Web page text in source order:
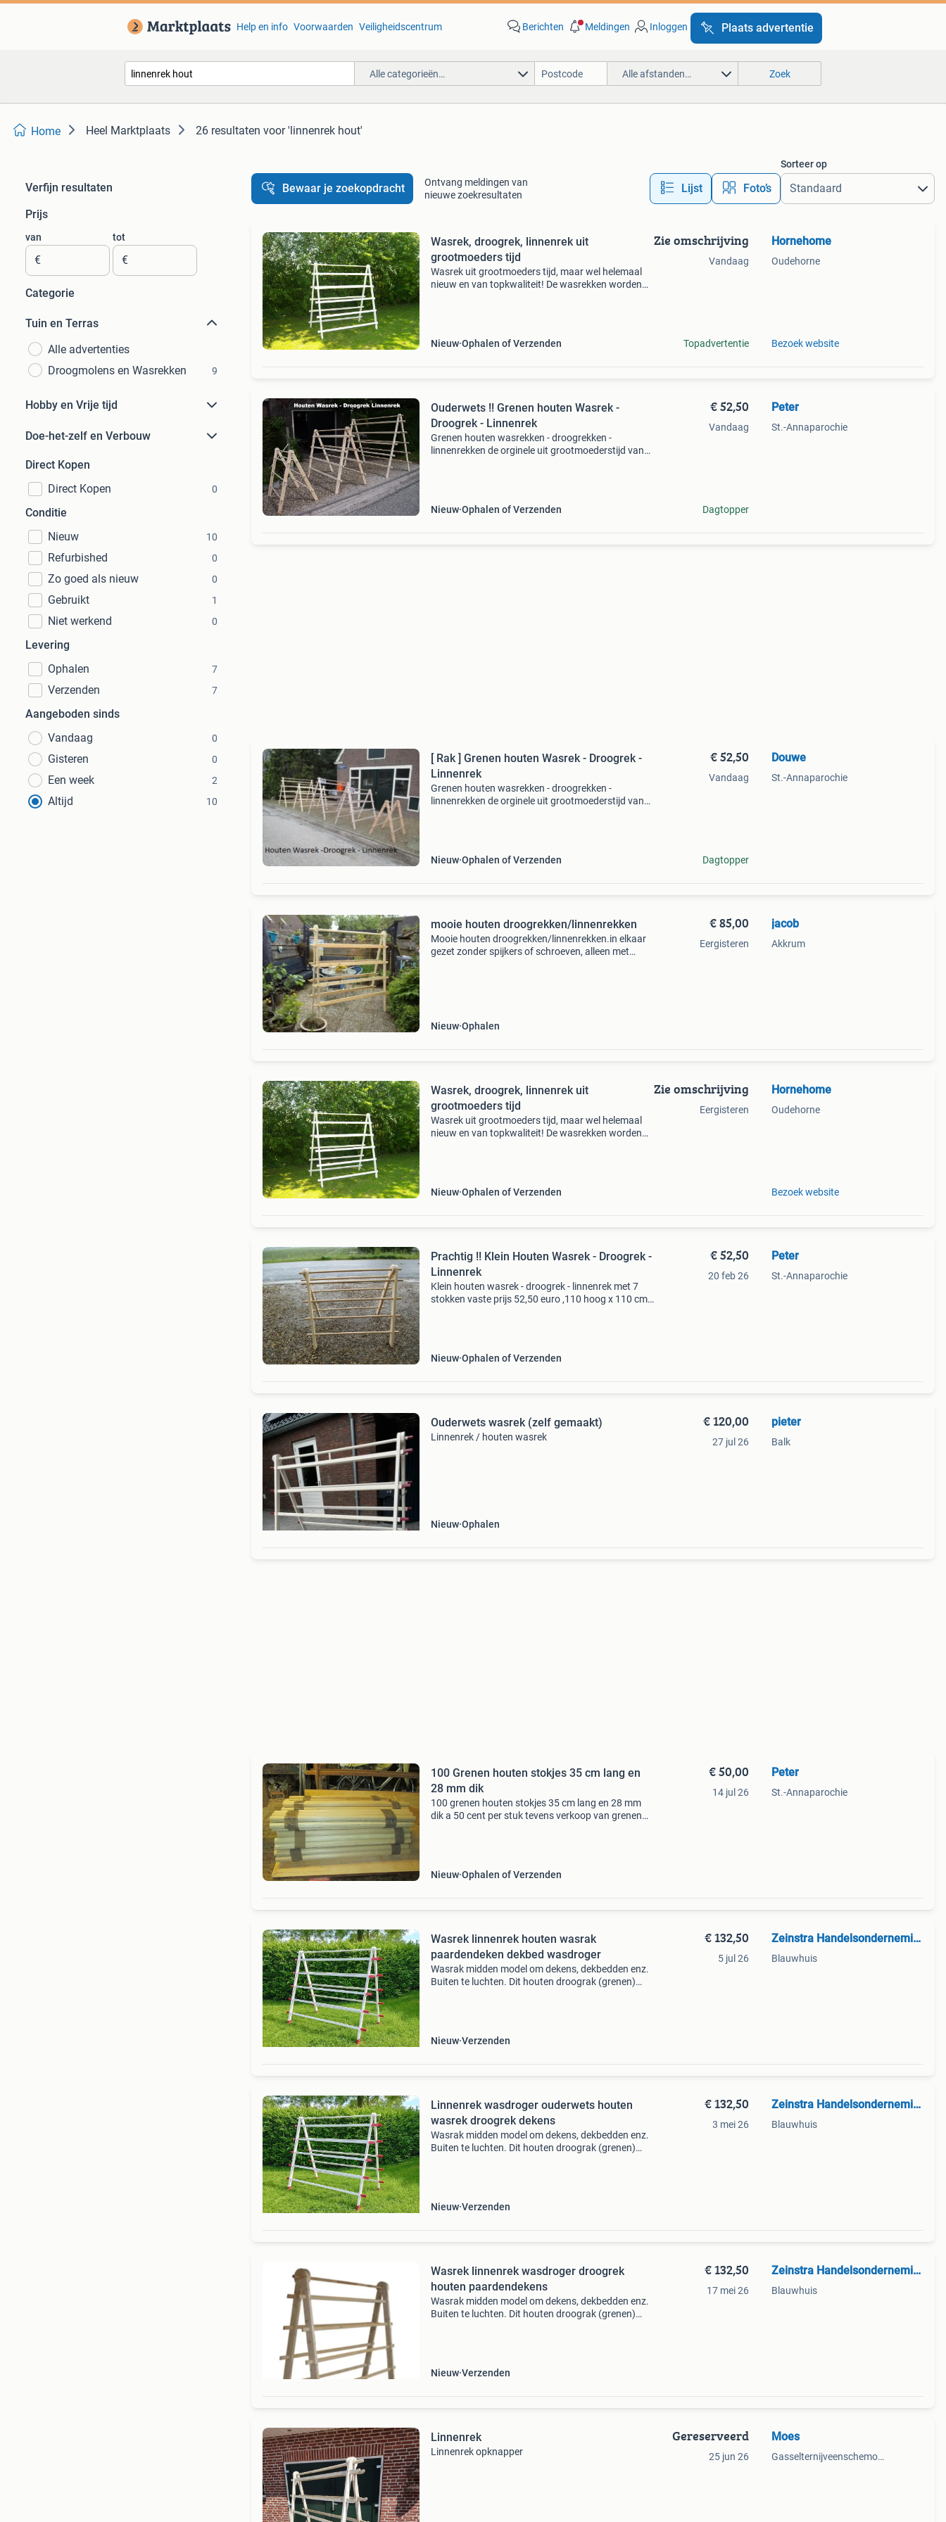
Help en info Voorwaarden Veiligheidscentrum Berichten Meldingen Inloggen Plaats advertentie
Alle categorieën… Alle afstanden… Zoek
Home Heel Marktplaats 26 resultaten voor 'linnenrek hout'
Verfijn resultaten
Prijs
van
€
tot
€
Categorie
Tuin en Terras
Alle advertenties
Droogmolens en Wasrekken
9
Hobby en Vrije tijd
Doe-het-zelf en Verbouw
Direct Kopen
Direct Kopen
0
Conditie
Nieuw
10
Refurbished 0
Zo goed als nieuw 0
Gebruikt 1
Niet werkend 0
Levering
Ophalen
7
Verzenden 7
Aangeboden sinds
Vandaag
0
Gisteren 0
Een week 2
Altijd 10
Bewaar je zoekopdracht
Ontvang meldingen van
nieuwe zoekresultaten
Lijst Foto’s
Sorteer op
Wasrek, droogrek, linnenrek uit
grootmoeders tijd
Wasrek uit grootmoeders tijd, maar wel helemaal
nieuw en van topkwaliteit! De wasrekken worden
Nieuw Ophalen of Verzenden
Zie omschrijving
Vandaag
Topadvertentie
Hornehome
Oudehorne
Bezoek website
Ouderwets !! Grenen houten Wasrek -
Droogrek - Linnenrek
Grenen houten wasrekken - droogrekken -
linnenrekken de orginele uit grootmoederstijd van
Nieuw Ophalen of Verzenden
€ 52,50
Vandaag
Dagtopper
Peter
St.-Annaparochie
[ Rak ] Grenen houten Wasrek - Droogrek -
Linnenrek
Grenen houten wasrekken - droogrekken -
linnenrekken de orginele uit grootmoederstijd van
Nieuw Ophalen of Verzenden
€ 52,50
Vandaag
Dagtopper
Douwe
St.-Annaparochie
mooie houten droogrekken/linnenrekken
Mooie houten droogrekken/linnenrekken.in elkaar
gezet zonder spijkers of schroeven, alleen met
Nieuw Ophalen
€ 85,00
Eergisteren
jacob
Akkrum
Wasrek, droogrek, linnenrek uit
grootmoeders tijd
Wasrek uit grootmoeders tijd, maar wel helemaal
nieuw en van topkwaliteit! De wasrekken worden
Nieuw Ophalen of Verzenden
Zie omschrijving
Eergisteren
Hornehome
Oudehorne
Bezoek website
Prachtig !! Klein Houten Wasrek - Droogrek -
Linnenrek
Klein houten wasrek - droogrek - linnenrek met 7
stokken vaste prijs 52,50 euro ,110 hoog x 110 cm
Nieuw Ophalen of Verzenden
€ 52,50
20 feb 26
Peter
St.-Annaparochie
Ouderwets wasrek (zelf gemaakt)
Linnenrek / houten wasrek
Nieuw Ophalen
€ 120,00
27 jul 26
pieter
Balk
100 Grenen houten stokjes 35 cm lang en
28 mm dik
100 grenen houten stokjes 35 cm lang en 28 mm
dik a 50 cent per stuk tevens verkoop van grenen
Nieuw Ophalen of Verzenden
€ 50,00
14 jul 26
Peter
St.-Annaparochie
Wasrek linnenrek houten wasrak
paardendeken dekbed wasdroger
Wasrak midden model om dekens, dekbedden enz.
Buiten te luchten. Dit houten droograk (grenen)
Nieuw Verzenden
€ 132,50
5 jul 26
Zeinstra Handelsonderneming
Blauwhuis
Linnenrek wasdroger ouderwets houten
wasrek droogrek dekens
Wasrak midden model om dekens, dekbedden enz.
Buiten te luchten. Dit houten droograk (grenen)
Nieuw Verzenden
€ 132,50
3 mei 26
Zeinstra Handelsonderneming
Blauwhuis
Wasrek linnenrek wasdroger droogrek
houten paardendekens
Wasrak midden model om dekens, dekbedden enz.
Buiten te luchten. Dit houten droograk (grenen)
Nieuw Verzenden
€ 132,50
17 mei 26
Zeinstra Handelsonderneming
Blauwhuis
Linnenrek
Linnenrek opknapper
Gereserveerd
25 jun 26
Moes
Gasselternijveenschemond